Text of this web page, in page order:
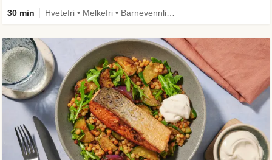
30 min